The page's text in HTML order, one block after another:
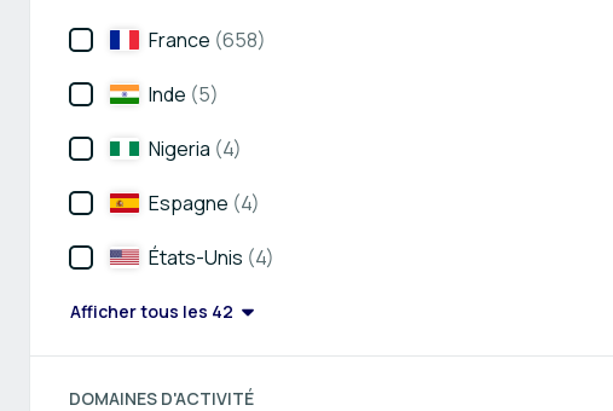
France (658)
Inde (5)
Nigeria (4)
Espagne (4)
États-Unis (4)
Afficher tous les 42
DOMAINES D'ACTIVITÉ